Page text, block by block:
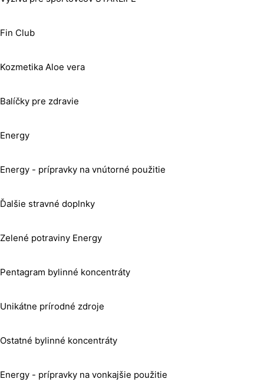
Fin Club
Kozmetika Aloe vera
Balíčky pre zdravie
Energy
Energy - prípravky na vnútorné použitie
Ďalšie stravné doplnky
Zelené potraviny Energy
Pentagram bylinné koncentráty
Unikátne prírodné zdroje
Ostatné bylinné koncentráty
Energy - prípravky na vonkajšie použitie